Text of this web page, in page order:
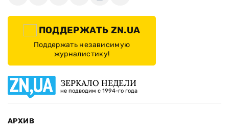
ПОДДЕРЖАТЬ ZN.UA
Поддержать независимую
журналистику!
ЗЕРКАЛО НЕДЕЛИ
не подводим с 1994-го года
АРХИВ